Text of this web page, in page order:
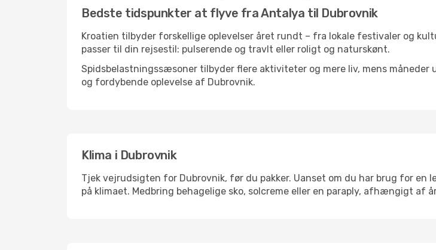
Bedste tidspunkter at flyve fra Antalya til Dubrovnik
Kroatien tilbyder forskellige oplevelser året rundt – fra lokale festivaler og
passer til din rejsestil: pulserende og travlt eller roligt og naturskønt.
Spidsbelastningssæsoner tilbyder flere aktiviteter og mere liv, mens måneder
og fordybende oplevelse af Dubrovnik.
Klima i Dubrovnik
Tjek vejrudsigten for Dubrovnik, før du pakker. Uanset om du har brug for
på klimaet. Medbring behagelige sko, solcreme eller en paraply, afhængigt af